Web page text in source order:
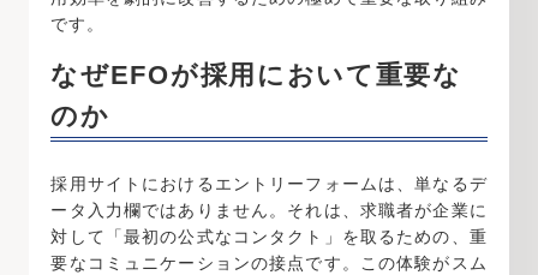
です。
なぜEFOが採用において重要な
のか
採用サイトにおけるエントリーフォームは、単なるデ
ータ入力欄ではありません。それは、求職者が企業に
対して「最初の公式なコンタクト」を取るための、重
要なコミュニケーションの接点です。この体験がスム